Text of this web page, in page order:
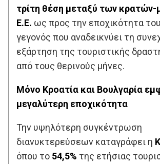
τρίτη θέση μεταξύ των κρατών-
Ε.Ε. ως προς την εποχικότητα
γεγονός που αναδεικνύει τη
εξάρτηση της τουριστικής
από τους θερινούς μήνες.
Μόνο Κροατία και Βουλγαρία
μεγαλύτερη εποχικότητα
Την υψηλότερη συγκέντρωση
διανυκτερεύσεων καταγράφει η
όπου το 54,5% της ετήσιας